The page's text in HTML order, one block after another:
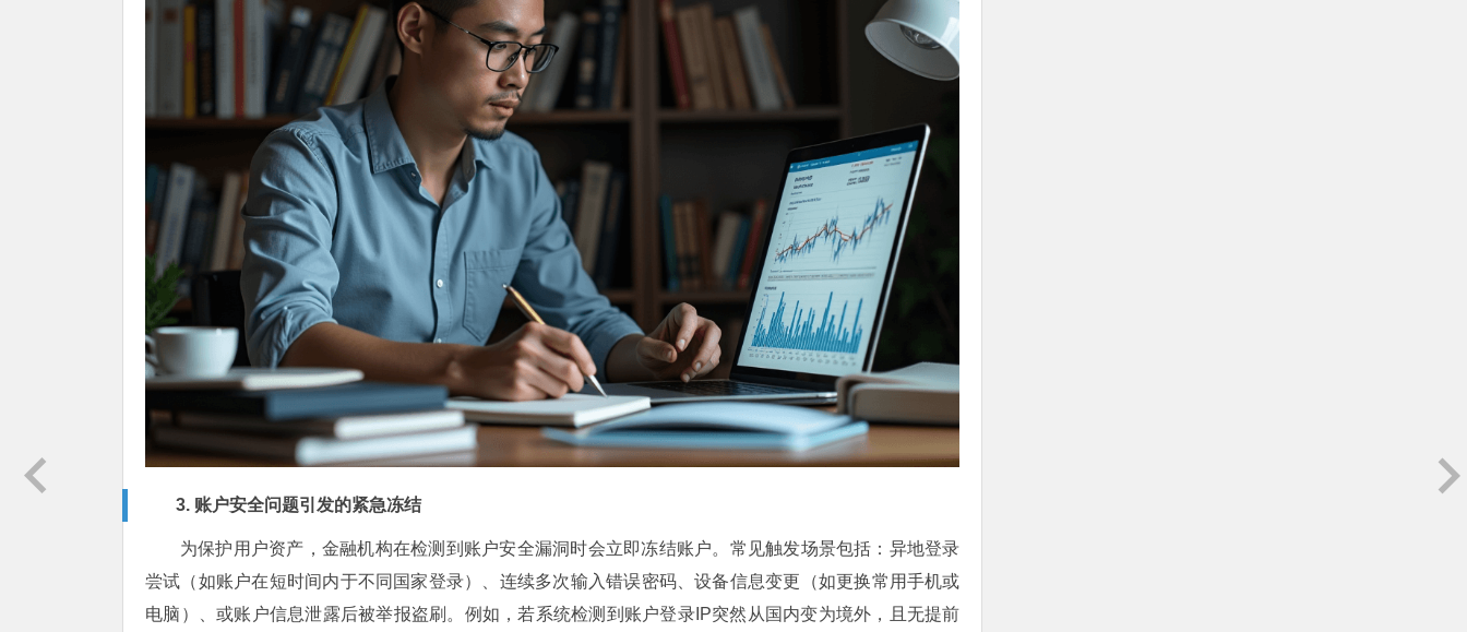
3. 账户安全问题引发的紧急冻结
为保护用户资产，金融机构在检测到账户安全漏洞时会立即冻结账户。常见触发场景包括：异地登录
尝试（如账户在短时间内于不同国家登录）、连续多次输入错误密码、设备信息变更（如更换常用手机或
电脑）、或账户信息泄露后被举报盗刷。例如，若系统检测到账户登录IP突然从国内变为境外，且无提前